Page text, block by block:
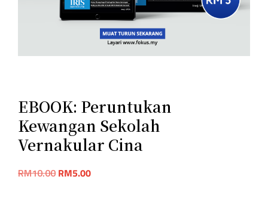
EBOOK: Peruntukan
Kewangan Sekolah
Vernakular Cina
RM10.00 RM5.00